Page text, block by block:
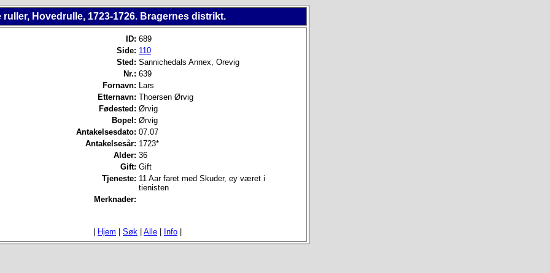
ruller, Hovedrulle, 1723-1726. Bragernes distrikt.
ID: 689
Side: 110
Sted: Sannichedals Annex, Orevig
Nr.: 639
Fornavn: Lars
Etternavn: Thoersen Ørvig
Fødested: Ørvig
Bopel: Ørvig
Antakelsesdato: 07.07
Antakelsesår: 1723*
Alder: 36
Gift: Gift
Tjeneste: 11 Aar faret med Skuder, ey været i
tienisten
Merknader:
Hjem Søk Alle Info